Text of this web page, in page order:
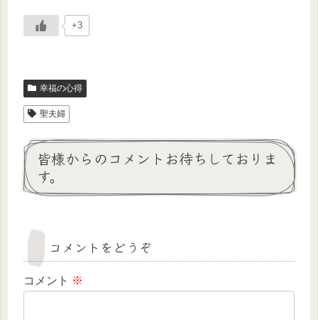
+3
幸福の心得
聖夫婦
皆様からのコメントお待ちしておりま
す。
コメントをどうぞ
コメント ※